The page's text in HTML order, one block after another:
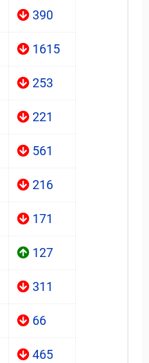
390
1615
253
221
561
216
171
127
311
66
465